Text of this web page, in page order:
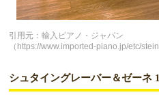
引用元：輸入ピアノ・ジャパン
（https://www.imported-piano.jp/etc/
シュタイングレーバー＆ゼーネ